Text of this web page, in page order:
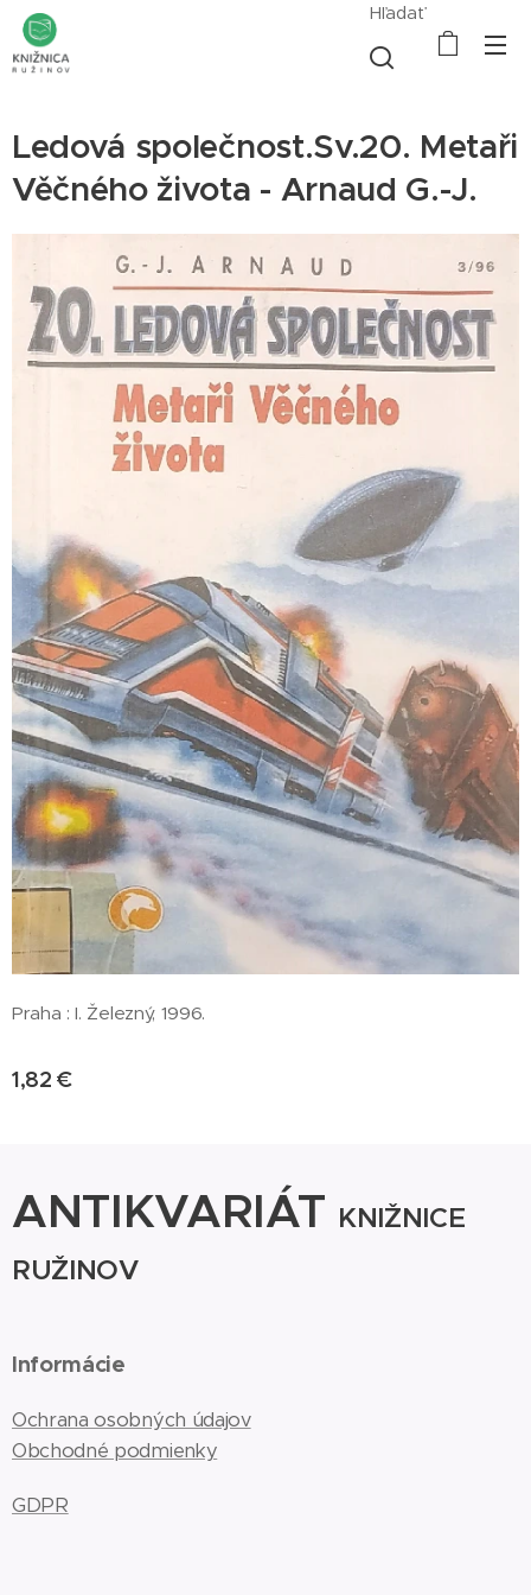
Hľadať
Ledová společnost.Sv.20. Metaři
Věčného života - Arnaud G.-J.
Praha : I. Železný, 1996.
1,82 €
ANTIKVARIÁT KNIŽNICE
RUŽINOV
Informácie
Ochrana osobných údajov
Obchodné podmienky
GDPR